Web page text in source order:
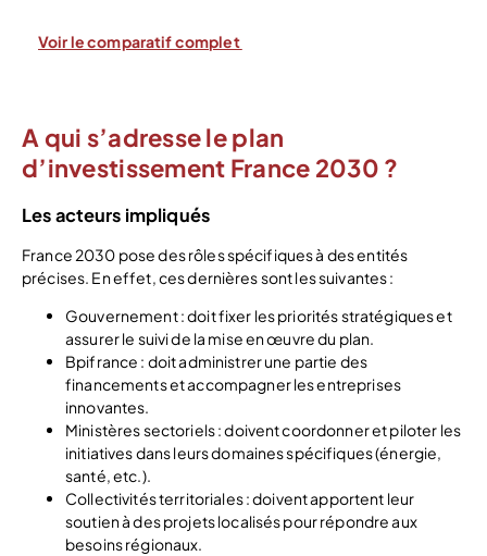
Voir le comparatif complet
A qui s’adresse le plan
d’investissement France 2030 ?
Les acteurs impliqués
France 2030 pose des rôles spécifiques à des entités
précises. En effet, ces dernières sont les suivantes :
Gouvernement : doit fixer les priorités stratégiques et
assurer le suivi de la mise en œuvre du plan.
Bpifrance : doit administrer une partie des
financements et accompagner les entreprises
innovantes.
Ministères sectoriels : doivent coordonner et piloter les
initiatives dans leurs domaines spécifiques (énergie,
santé, etc.).
Collectivités territoriales : doivent apportent leur
soutien à des projets localisés pour répondre aux
besoins régionaux.